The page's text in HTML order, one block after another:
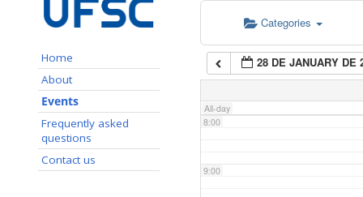
Home
About
Events
Frequently asked
questions
Contact us
Categories
28 DE JANUARY DE
All-day
7:00
8:00
9:00